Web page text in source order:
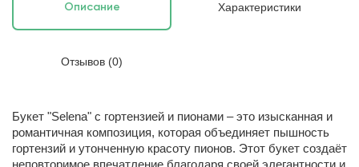
Описание Характеристики
Отзывов (0)
Букет "Selena" с гортензией и пионами – это изысканная и
романтичная композиция, которая объединяет пышность
гортензий и утонченную красоту пионов. Этот букет создаёт
неповторимое впечатление благодаря своей элегантности и